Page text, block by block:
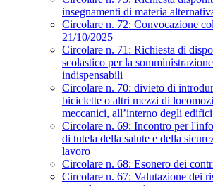
insegnamenti di materia
Circolare n. 72: Convocazione
21/10/2025
Circolare n. 71: Richiesta di
scolastico per la
indispensabili
Circolare n. 70: divieto di
biciclette o altri mezzi di
meccanici, all’interno degli
Circolare n. 69: Incontro per
di tutela della salute e della
lavoro
Circolare n. 68: Esonero dei
Circolare n. 67: Valutazione dei